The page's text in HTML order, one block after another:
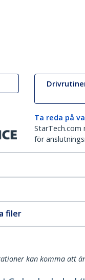
Ta reda på
StarTech.com
för
filer
kan komma att